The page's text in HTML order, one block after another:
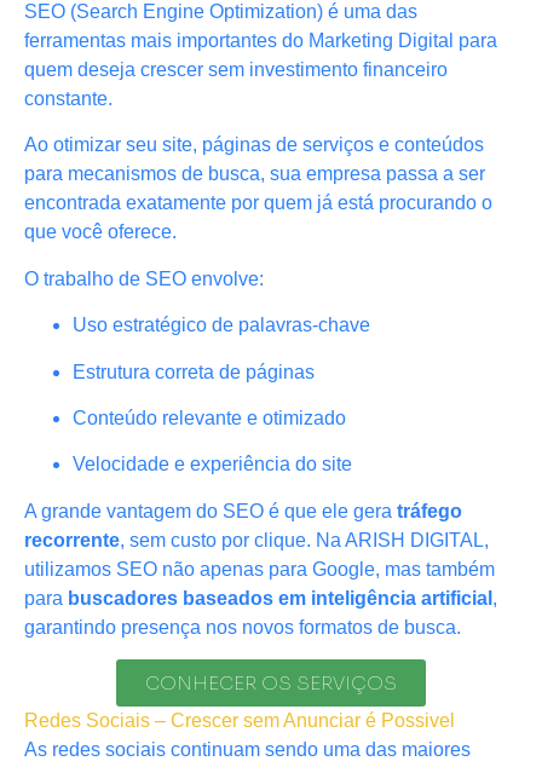
SEO (Search Engine Optimization) é uma das
ferramentas mais importantes do Marketing Digital para
quem deseja crescer sem investimento financeiro
constante.
Ao otimizar seu site, páginas de serviços e conteúdos
para mecanismos de busca, sua empresa passa a ser
encontrada exatamente por quem já está procurando o
que você oferece.
O trabalho de SEO envolve:
Uso estratégico de palavras-chave
Estrutura correta de páginas
Conteúdo relevante e otimizado
Velocidade e experiência do site
A grande vantagem do SEO é que ele gera tráfego
recorrente, sem custo por clique. Na ARISH DIGITAL,
utilizamos SEO não apenas para Google, mas também
para buscadores baseados em inteligência artificial ,
garantindo presença nos novos formatos de busca.
CONHECER OS SERVIÇOS
Redes Sociais – Crescer sem Anunciar é Possivel
As redes sociais continuam sendo uma das maiores